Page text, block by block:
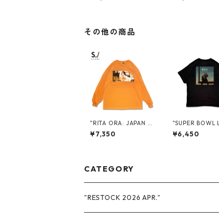
その他の商品
"RITA ORA: JAPAN T
OUR 2024" L/S TEE
¥7,350
"SUPER BOWL
LFTIME SHOW
N SANTA
¥6,450
CATEGORY
"RESTOCK 2026 APR."